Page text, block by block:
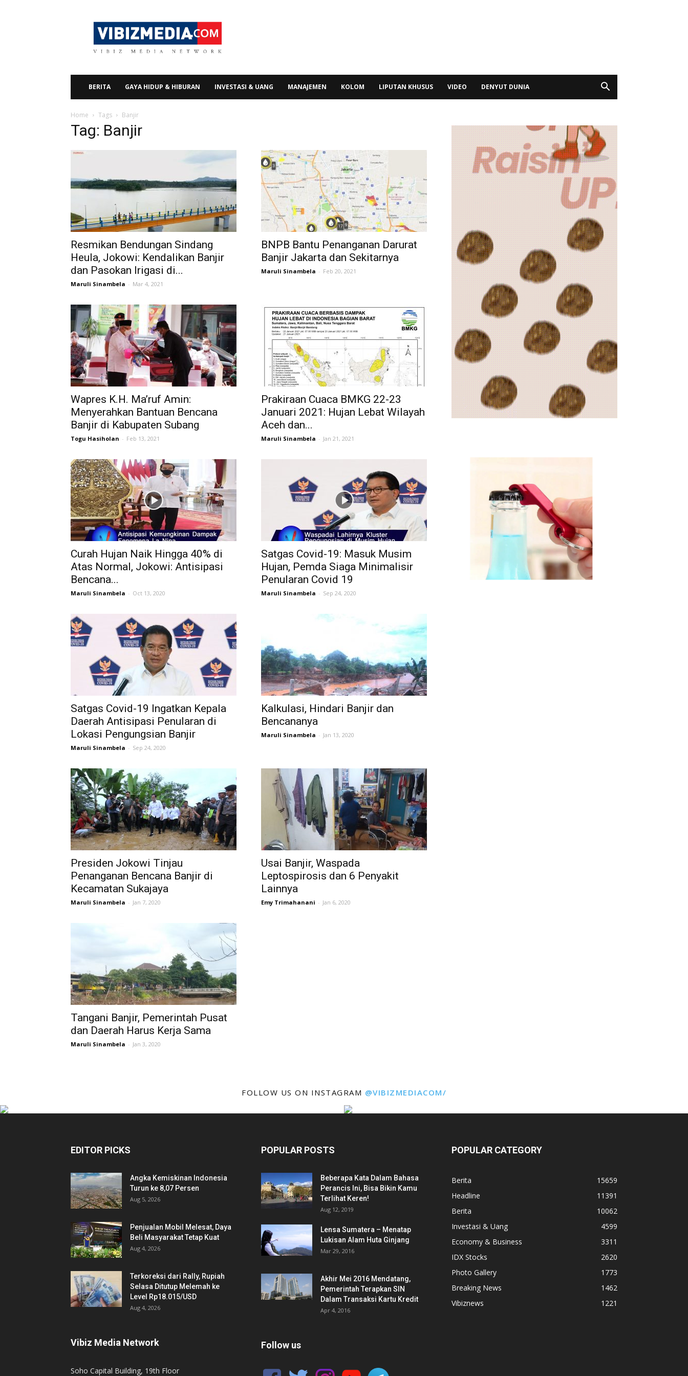
Vibizmedia.com
BERITA GAYA HIDUP & HIBURAN INVESTASI & UANG MANAJEMEN KOLOM LIPUTAN KHUSUS VIDEO DENYUT DUNIA
Home Tags Banjir
Tag: Banjir
Resmikan Bendungan Sindang
Heula, Jokowi: Kendalikan Banjir
dan Pasokan Irigasi di...
Maruli Sinambela - Mar 4, 2021
BNPB Bantu Penanganan Darurat
Banjir Jakarta dan Sekitarnya
Maruli Sinambela - Feb 20, 2021
Wapres K.H. Ma’ruf Amin:
Menyerahkan Bantuan Bencana
Banjir di Kabupaten Subang
Togu Hasiholan - Feb 13, 2021
Prakiraan Cuaca BMKG 22-23
Januari 2021: Hujan Lebat Wilayah
Aceh dan...
Maruli Sinambela - Jan 21, 2021
Curah Hujan Naik Hingga 40% di
Atas Normal, Jokowi: Antisipasi
Bencana...
Maruli Sinambela - Oct 13, 2020
Satgas Covid-19: Masuk Musim
Hujan, Pemda Siaga Minimalisir
Penularan Covid 19
Maruli Sinambela - Sep 24, 2020
Satgas Covid-19 Ingatkan Kepala
Daerah Antisipasi Penularan di
Lokasi Pengungsian Banjir
Maruli Sinambela - Sep 24, 2020
Kalkulasi, Hindari Banjir dan
Bencananya
Maruli Sinambela - Jan 13, 2020
Presiden Jokowi Tinjau
Penanganan Bencana Banjir di
Kecamatan Sukajaya
Maruli Sinambela - Jan 7, 2020
Usai Banjir, Waspada
Leptospirosis dan 6 Penyakit
Lainnya
Emy Trimahanani - Jan 6, 2020
Tangani Banjir, Pemerintah Pusat
dan Daerah Harus Kerja Sama
Maruli Sinambela - Jan 3, 2020
FOLLOW US ON INSTAGRAM @VIBIZMEDIACOM/
EDITOR PICKS
Angka Kemiskinan Indonesia
Turun ke 8,07 Persen
Aug 5, 2026
Penjualan Mobil Melesat, Daya
Beli Masyarakat Tetap Kuat
Aug 4, 2026
Terkoreksi dari Rally, Rupiah
Selasa Ditutup Melemah ke
Level Rp18.015/USD
Aug 4, 2026
Vibiz Media Network
Soho Capital Building, 19th Floor
POPULAR POSTS
Beberapa Kata Dalam Bahasa
Perancis Ini, Bisa Bikin Kamu
Terlihat Keren!
Aug 12, 2019
Lensa Sumatera – Menatap
Lukisan Alam Huta Ginjang
Mar 29, 2016
Akhir Mei 2016 Mendatang,
Pemerintah Terapkan SIN
Dalam Transaksi Kartu Kredit
Apr 4, 2016
Follow us
POPULAR CATEGORY
Berita
15659
Headline
11391
Berita
10062
Investasi & Uang
4599
Economy & Business
3311
IDX Stocks
2620
Photo Gallery
1773
Breaking News
1462
Vibiznews
1221